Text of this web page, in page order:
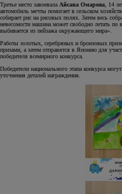
Третье место завоевала Айсана Омарова , 14
автомобиль мечты помогает в сельском
собирает рис на рисовых полях. Затем весь
невесомости машина может свободно летать по
выбивается из пейзажа окружающего мира».
Работы золотых, серебряных и бронзовых
призами, а затем отправятся в Японию для
победителя всемирного конкурса.
Победители национального этапа конкурса
уточнения деталей награждения.